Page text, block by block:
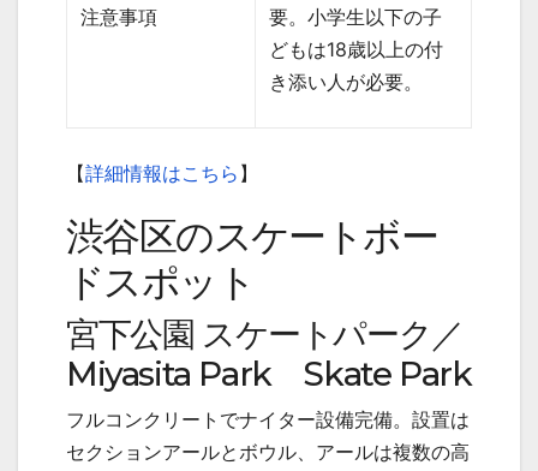
注意事項
要。小学生以下の子
どもは18歳以上の付
き添い人が必要。
【詳細情報はこちら 】
渋谷区のスケートボー
ドスポット
宮下公園 スケートパーク／
Miyasita Park
Skate Park
フルコンクリートでナイター設備完備。設置は
セクションアールとボウル、アールは複数の高